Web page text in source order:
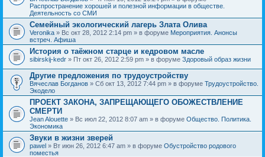
Распространение хорошей и полезной информации в обществе.
Деятельность со СМИ
Семейный экологический лагерь Злата Олива
Veronika » Вс окт 28, 2012 2:14 pm » в форуме Мероприятия. Анонсы
встреч. Афиша
История о таёжном старце и кедровом масле
sibirskij-kedr » Пт окт 26, 2012 2:59 pm » в форуме Здоровый образ жизни
Другие предложения по трудоустройству
Вячеслав Богданов » Сб окт 13, 2012 7:44 pm » в форуме Трудоустройство.
Экодело
ПРОЕКТ ЗАКОНА, ЗАПРЕЩАЮЩЕГО ОБОЖЕСТВЛЕНИЕ
СМЕРТИ
Jean Alouette » Вс июл 22, 2012 8:07 am » в форуме Общество. Политика.
Экономика
Звуки в жизни зверей
pawel » Вт июн 26, 2012 6:47 am » в форуме Обустройство родового
поместья